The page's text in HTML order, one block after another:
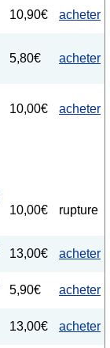
10,90€ acheter
5,80€ acheter
10,00€ acheter
10,00€ rupture
13,00€ acheter
5,90€ acheter
13,00€ acheter